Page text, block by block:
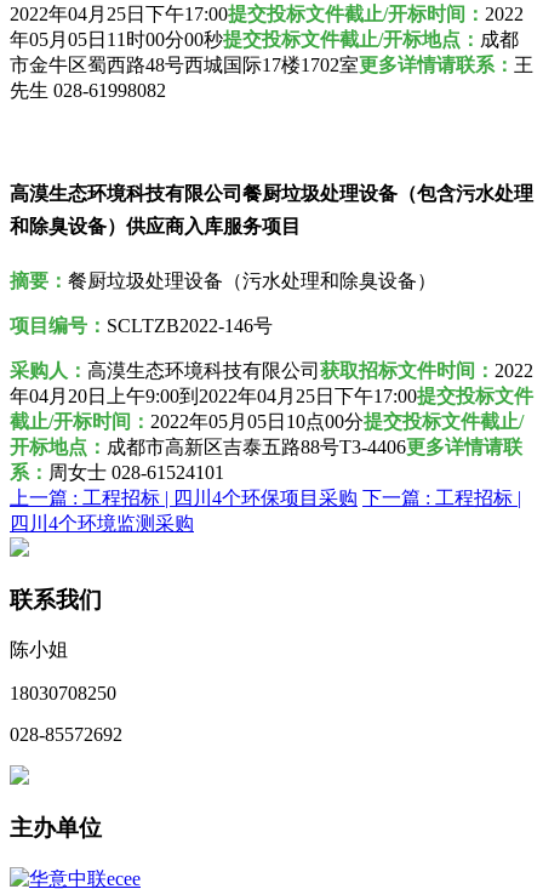
2022年04月25日下午17:00提交投标文件截止/开标时间： 2022
年05月05日11时00分00秒提交投标文件截止/开标地点： 成都
市金牛区蜀西路48号西城国际17楼1702室更多详情请联系： 王
先生 028-61998082
高漠生态环境科技有限公司餐厨垃圾处理设备（包含污水处理
和除臭设备）供应商入库服务项目
摘要： 餐厨垃圾处理设备（污水处理和除臭设备）
项目编号： SCLTZB2022-146号
采购人 ： 高漠生态环境科技有限公司 获取招标文件时间： 2022
年04月20日上午9:00到2022年04月25日下午17:00提交投标文件
截止/开标时间： 2022年05月05日10点00分提交投标文件截止/
开标地点： 成都市高新区吉泰五路88号T3-4406更多详情请联
系： 周女士 028-61524101
上一篇 : 工程招标 | 四川4个环保项目采购 下一篇 : 工程招标 |
四川4个环境监测采购
联系我们
陈小姐
18030708250
028-85572692
主办单位